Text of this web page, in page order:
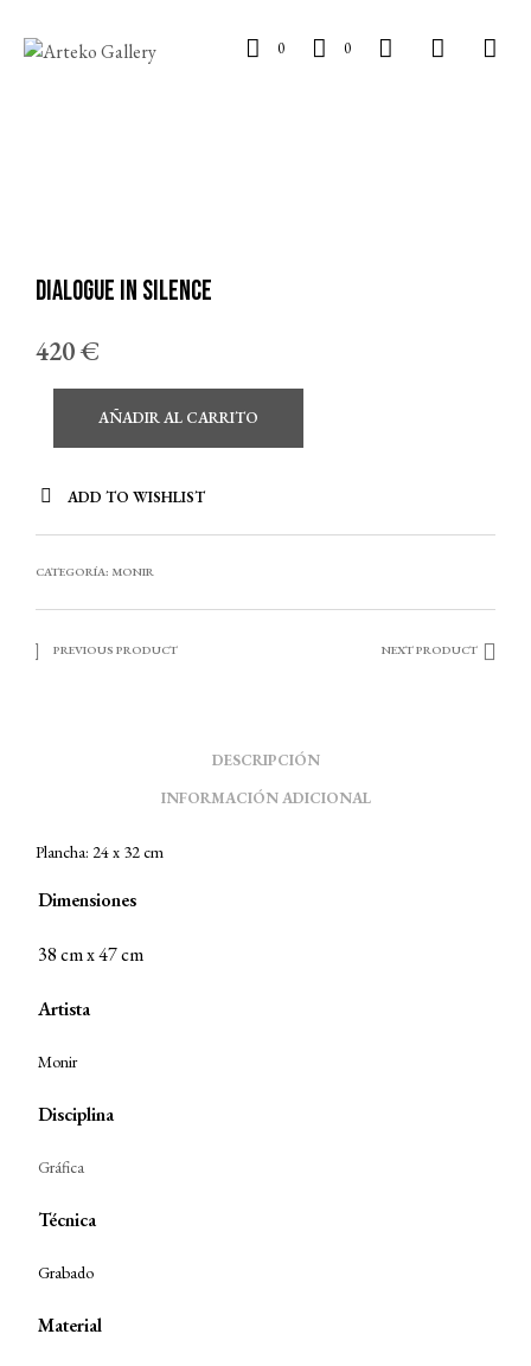
0 0
Dialogue in silence
420€
AÑADIR AL CARRITO
ADD TO WISHLIST
CATEGORÍA: MONIR
PREVIOUS PRODUCT NEXT PRODUCT
DESCRIPCIÓN
INFORMACIÓN ADICIONAL
Plancha: 24 x 32 cm
Dimensiones
38 cm x 47 cm
Artista
Monir
Disciplina
Gráfica
Técnica
Grabado
Material